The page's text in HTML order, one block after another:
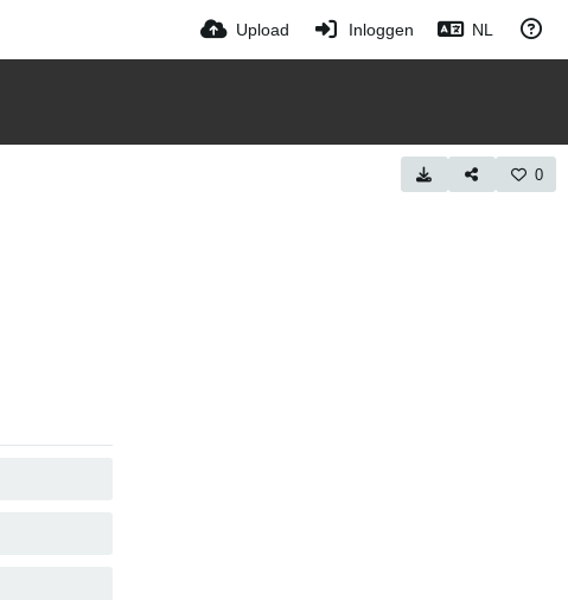
Upload Inloggen NL
0